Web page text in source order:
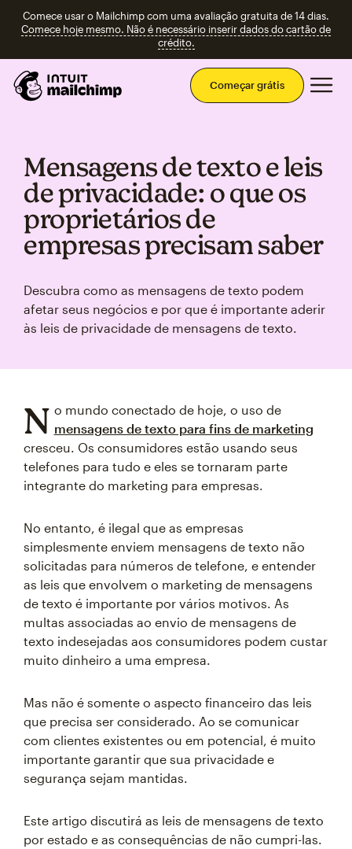
Comece usar o Mailchimp com uma avaliação gratuita de 14 dias.
Comece hoje mesmo. Não é necessário inserir dados do cartão de
crédito.
Começar grátis
Mensagens de texto e leis
de privacidade: o que os
proprietários de
empresas precisam saber
Descubra como as mensagens de texto podem
afetar seus negócios e por que é importante aderir
às leis de privacidade de mensagens de texto.
N o mundo conectado de hoje, o uso de
mensagens de texto para fins de marketing
cresceu. Os consumidores estão usando seus
telefones para tudo e eles se tornaram parte
integrante do marketing para empresas.
No entanto, é ilegal que as empresas
simplesmente enviem mensagens de texto não
solicitadas para números de telefone, e entender
as leis que envolvem o marketing de mensagens
de texto é importante por vários motivos. As
multas associadas ao envio de mensagens de
texto indesejadas aos consumidores podem custar
muito dinheiro a uma empresa.
Mas não é somente o aspecto financeiro das leis
que precisa ser considerado. Ao se comunicar
com clientes existentes ou em potencial, é muito
importante garantir que sua privacidade e
segurança sejam mantidas.
Este artigo discutirá as leis de mensagens de texto
por estado e as consequências de não cumpri-las.